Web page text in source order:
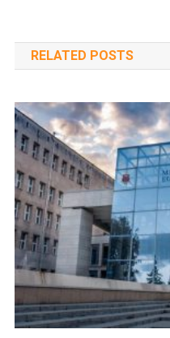
RELATED POSTS